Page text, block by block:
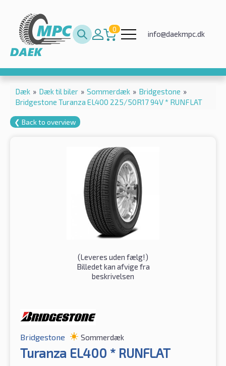
0
info@daekmpc.dk
Dæk » Dæk til biler » Sommerdæk » Bridgestone »
Bridgestone Turanza EL400 225/50R17 94V * RUNFLAT
❮ Back to overview
(Leveres uden fælg!)
Billedet kan afvige fra
beskrivelsen
Bridgestone Sommerdæk
Turanza EL400 * RUNFLAT